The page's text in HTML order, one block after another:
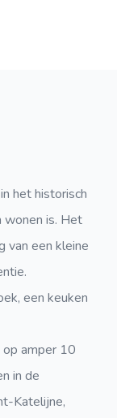
het historisch
wonen is. Het
van een kleine
een keuken
amper 10
in de
Katelijne,